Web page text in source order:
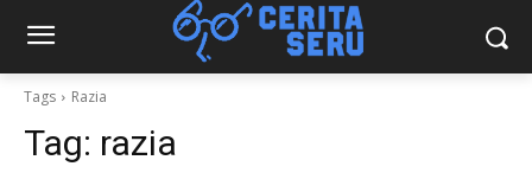
Tags Razia
Tag: razia